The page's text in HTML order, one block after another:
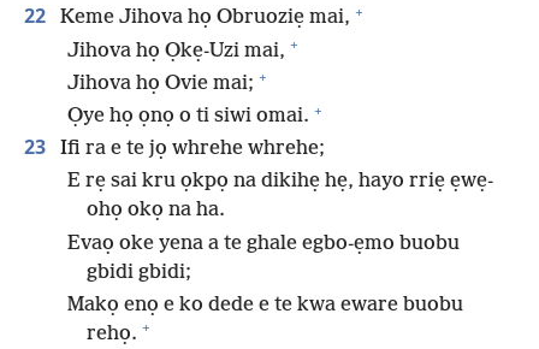
22 Keme Jihova họ Obruoziẹ mai, +
Jihova họ Ọkẹ-Uzi mai, +
Jihova họ Ovie mai; +
Ọye họ ọnọ o ti siwi omai. +
23
Ifi ra e te jọ whrehe whrehe;
E rẹ sai kru ọkpọ na dikihẹ hẹ, hayo rriẹ ẹwẹ-
ohọ okọ na ha.
Evaọ oke yena a te ghale egbo-ẹmo buobu
gbidi gbidi;
Makọ enọ e ko dede e te kwa eware buobu
rehọ. +